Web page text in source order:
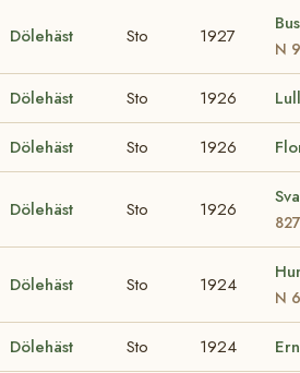
Dölehäst Sto 1927
N
Dölehäst Sto 1926
Dölehäst Sto 1926
Dölehäst Sto 1926
Dölehäst Sto 1924
N
Dölehäst Sto 1924